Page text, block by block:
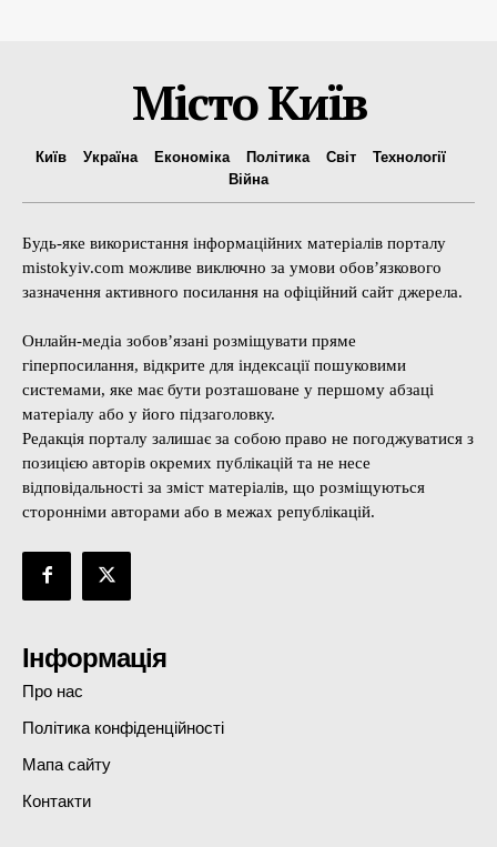
Місто Київ
Київ Україна Економіка Політика Світ
Технології
Війна
Будь-яке використання інформаційних матеріалів порталу
mistokyiv.com можливе виключно за умови обов’язкового
зазначення активного посилання на офіційний сайт джерела.
Онлайн-медіа зобов’язані розміщувати пряме
гіперпосилання, відкрите для індексації пошуковими
системами, яке має бути розташоване у першому абзаці
матеріалу або у його підзаголовку.
Редакція порталу залишає за собою право не погоджуватися з
позицією авторів окремих публікацій та не несе
відповідальності за зміст матеріалів, що розміщуються
сторонніми авторами або в межах републікацій.
Інформація
Про нас
Політика конфіденційності
Мапа сайту
Контакти